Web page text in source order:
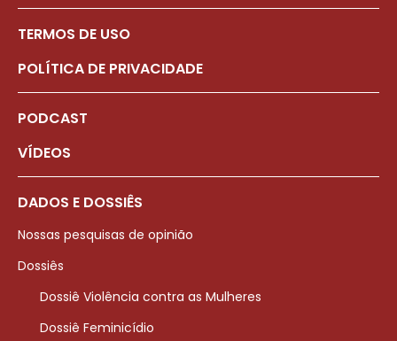
TERMOS DE USO
POLÍTICA DE PRIVACIDADE
PODCAST
VÍDEOS
DADOS E DOSSIÊS
Nossas pesquisas de opinião
Dossiês
Dossiê Violência contra as Mulheres
Dossiê Feminicídio